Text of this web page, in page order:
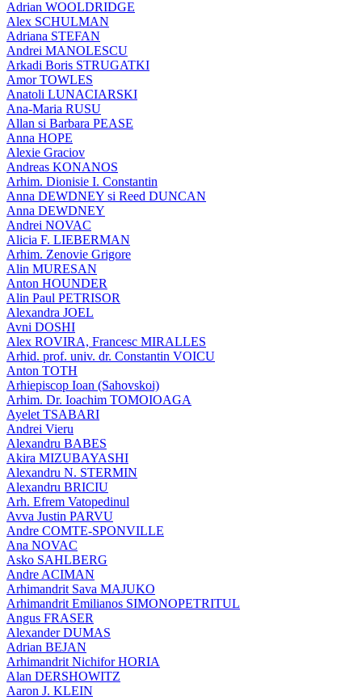
Adrian WOOLDRIDGE
Alex SCHULMAN
Adriana STEFAN
Andrei MANOLESCU
Arkadi Boris STRUGATKI
Amor TOWLES
Anatoli LUNACIARSKI
Ana-Maria RUSU
Allan si Barbara PEASE
Anna HOPE
Alexie Graciov
Andreas KONANOS
Arhim. Dionisie I. Constantin
Anna DEWDNEY si Reed DUNCAN
Anna DEWDNEY
Andrei NOVAC
Alicia F. LIEBERMAN
Arhim. Zenovie Grigore
Alin MURESAN
Anton HOUNDER
Alin Paul PETRISOR
Alexandra JOEL
Avni DOSHI
Alex ROVIRA, Francesc MIRALLES
Arhid. prof. univ. dr. Constantin VOICU
Anton TOTH
Arhiepiscop Ioan (Sahovskoi)
Arhim. Dr. Ioachim TOMOIOAGA
Ayelet TSABARI
Andrei Vieru
Alexandru BABES
Akira MIZUBAYASHI
Alexandru N. STERMIN
Alexandru BRICIU
Arh. Efrem Vatopedinul
Avva Justin PARVU
Andre COMTE-SPONVILLE
Ana NOVAC
Asko SAHLBERG
Andre ACIMAN
Arhimandrit Sava MAJUKO
Arhimandrit Emilianos SIMONOPETRITUL
Angus FRASER
Alexander DUMAS
Adrian BEJAN
Arhimandrit Nichifor HORIA
Alan DERSHOWITZ
Aaron J. KLEIN